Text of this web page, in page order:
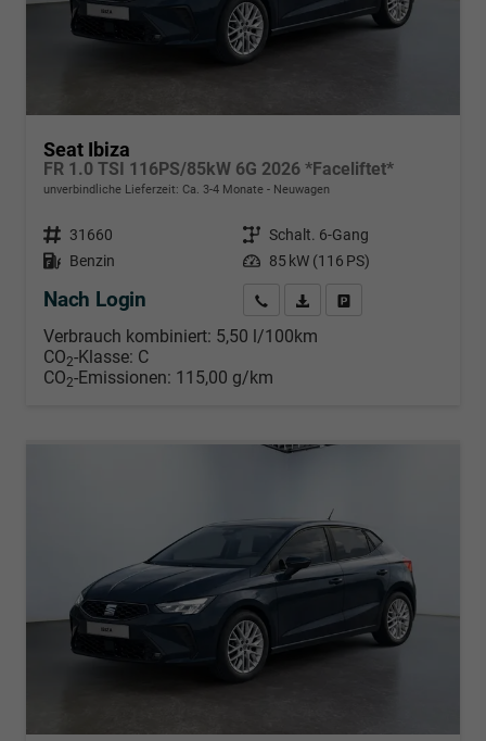
Seat Ibiza
FR 1.0 TSI 116PS/85kW 6G 2026 *Faceliftet*
unverbindliche Lieferzeit: Ca. 3-4 Monate Neuwagen
Fahrzeugnr. 31660 Getriebe Schalt. 6-Gang
Kraftstoff Benzin Leistung 85 kW (116 PS)
Nach Login Wir rufen Sie anPDF-Datei, Fahrzeugexposé
Verbrauch kombiniert: 5,50 l/100km
CO2-Klasse: C
CO2-Emissionen: 115,00 g/km